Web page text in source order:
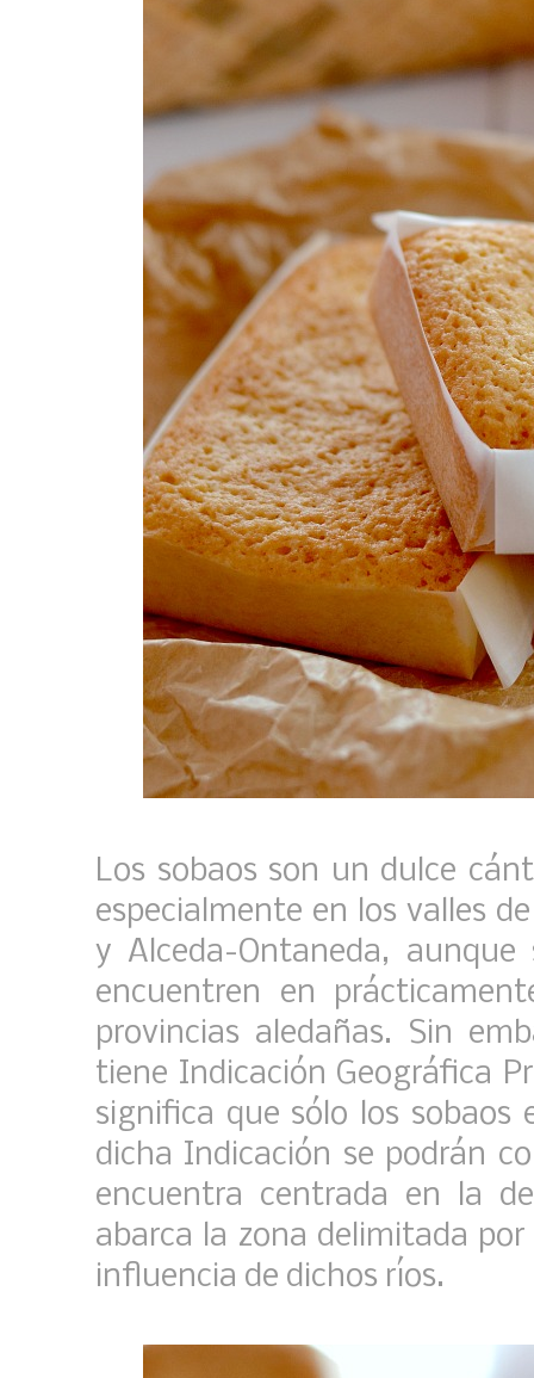
Los sobaos son un dulce
especialmente en los valles
y Alceda-Ontaneda,
encuentren en
provincias aledañas. Sin
tiene Indicación Geográfica
significa que sólo los sobaos
dicha Indicación se podrán
encuentra centrada en la
abarca la zona delimitada
influencia de dichos ríos.